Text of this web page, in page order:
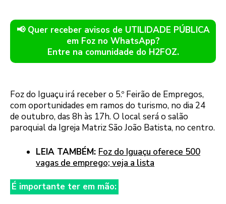
📢 Quer receber avisos de UTILIDADE PÚBLICA
em Foz no WhatsApp?
Entre na comunidade do H2FOZ.
Foz do Iguaçu irá receber o 5.º Feirão de Empregos,
com oportunidades em ramos do turismo, no dia 24
de outubro, das 8h às 17h. O local será o salão
paroquial da Igreja Matriz São João Batista, no centro.
LEIA TAMBÉM: Foz do Iguaçu oferece 500
vagas de emprego; veja a lista
É importante ter em mão: